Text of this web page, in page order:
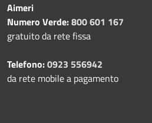
Aimeri
Numero Verde:800 601 167
gratuito da rete fissa
Telefono:0923 556942
da rete mobile a pagamento